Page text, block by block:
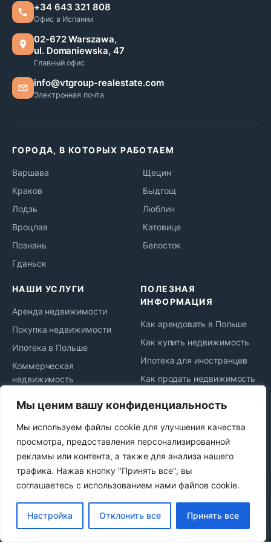
Мы ценим вашу конфиденциальность
Мы используем файлы cookie для улучшения качества
просмотра, предоставления персонализированной
рекламы или контента, а также для анализа нашего
трафика. Нажав кнопку "Принять все", вы
соглашаетесь с использованием нами файлов cookie.
Настройка Отклонить все Принять все
+34 643 321 808
Офис в Испании
02-672 Warszawa,
ul. Domaniewska, 47
Главный офис
info@vtgroup-realestate.com
Электронная почта
ГОРОДА, В КОТОРЫХ РАБОТАЕМ
Варшава
Краков
Лодзь
Вроцлав
Познань
Гданьск
Щецин
Быдгощ
Люблин
Катовице
Белосток
НАШИ УСЛУГИ
Аренда недвижимости
Покупка недвижимости
Ипотека в Польше
Коммерческая
недвижимость
сопровождение
Сдача в аренду
Продажа недвижимости
Najem okazjonalny
ПОЛЕЗНАЯ
ИНФОРМАЦИЯ
Как арендовать в Польше
Как купить недвижимость
Ипотека для иностранцев
Как продать недвижимость
Новости рынка
Политика
конфиденциальности
© 2021–2026 VT Group Real Estate Services Sp. z o.o. —
Русский